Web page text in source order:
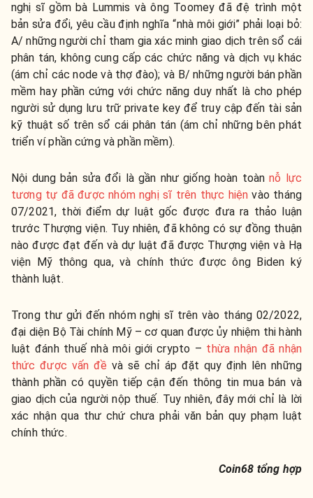
nghị sĩ gồm bà Lummis và ông Toomey đã đệ trình một
bản sửa đổi, yêu cầu định nghĩa “nhà môi giới” phải loại bỏ:
A/ những người chỉ tham gia xác minh giao dịch trên sổ cái
phân tán, không cung cấp các chức năng và dịch vụ khác
(ám chỉ các node và thợ đào); và B/ những người bán phần
mềm hay phần cứng với chức năng duy nhất là cho phép
người sử dụng lưu trữ private key để truy cập đến tài sản
kỹ thuật số trên sổ cái phân tán (ám chỉ những bên phát
triển ví phần cứng và phần mềm).
Nội dung bản sửa đổi là gần như giống hoàn toànnỗ lực
tương tự đã được nhóm nghị sĩ trên thực hiện vào tháng
07/2021, thời điểm dự luật gốc được đưa ra thảo luận
trước Thượng viện. Tuy nhiên, đã không có sự đồng thuận
nào được đạt đến và dự luật đã được Thượng viện và Hạ
viện Mỹ thông qua, và chính thức được ông Biden ký
thành luật.
Trong thư gửi đến nhóm nghị sĩ trên vào tháng 02/2022,
đại diện Bộ Tài chính Mỹ – cơ quan được ủy nhiệm thi hành
luật đánh thuế nhà môi giới crypto – thừa nhận đã nhận
thức được vấn đề và sẽ chỉ áp đặt quy định lên những
thành phần có quyền tiếp cận đến thông tin mua bán và
giao dịch của người nộp thuế. Tuy nhiên, đây mới chỉ là lời
xác nhận qua thư chứ chưa phải văn bản quy phạm luật
chính thức.
Coin68 tổng hợp